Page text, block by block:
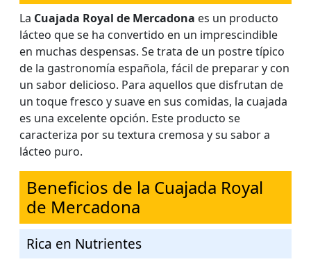
La Cuajada Royal de Mercadona es un producto
lácteo que se ha convertido en un imprescindible
en muchas despensas. Se trata de un postre típico
de la gastronomía española, fácil de preparar y con
un sabor delicioso. Para aquellos que disfrutan de
un toque fresco y suave en sus comidas, la cuajada
es una excelente opción. Este producto se
caracteriza por su textura cremosa y su sabor a
lácteo puro.
Beneficios de la Cuajada Royal
de Mercadona
Rica en Nutrientes